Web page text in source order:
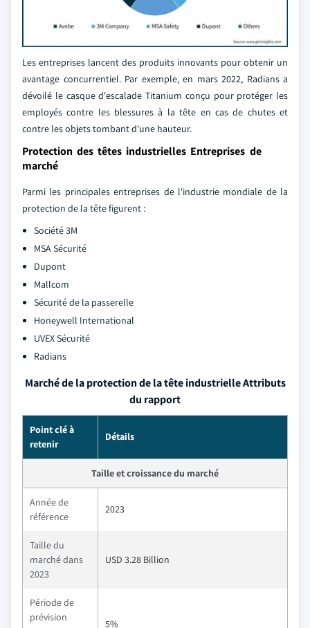
Les entreprises lancent des produits innovants pour obtenir un
avantage concurrentiel. Par exemple, en mars 2022, Radians a
dévoilé le casque d'escalade Titanium conçu pour protéger les
employés contre les blessures à la tête en cas de chutes et
contre les objets tombant d'une hauteur.
Protection des têtes industrielles Entreprises de
marché
Parmi les principales entreprises de l'industrie mondiale de la
protection de la tête figurent :
Société 3M
MSA Sécurité
Dupont
Mallcom
Sécurité de la passerelle
Honeywell International
UVEX Sécurité
Radians
Marché de la protection de la tête industrielle Attributs
du rapport
Point clé à
retenir
Détails
Taille et croissance du marché
Année de
référence
2023
Taille du
marché dans
2023
USD 3.28 Billion
Période de
prévision
5%